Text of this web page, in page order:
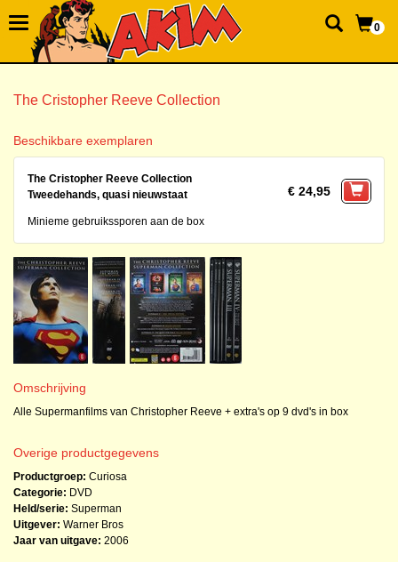
0
The Cristopher Reeve Collection
Beschikbare exemplaren
The Cristopher Reeve Collection
Tweedehands, quasi nieuwstaat
Minieme gebruikssporen aan de box
€ 24,95
Omschrijving
Alle Supermanfilms van Christopher Reeve + extra's op 9 dvd's in box
Overige productgegevens
Productgroep: Curiosa
Categorie: DVD
Held/serie: Superman
Uitgever: Warner Bros
Jaar van uitgave: 2006